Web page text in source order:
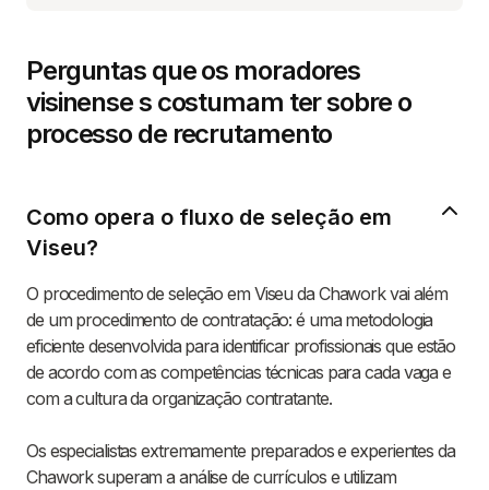
Perguntas que os moradores
visinense s costumam ter sobre o
processo de recrutamento
Como opera o fluxo de seleção em
Viseu?
O procedimento de seleção em Viseu da Chawork vai além
de um procedimento de contratação: é uma metodologia
eficiente desenvolvida para identificar profissionais que estão
de acordo com as competências técnicas para cada vaga e
com a cultura da organização contratante.
Os especialistas extremamente preparados e experientes da
Chawork superam a análise de currículos e utilizam